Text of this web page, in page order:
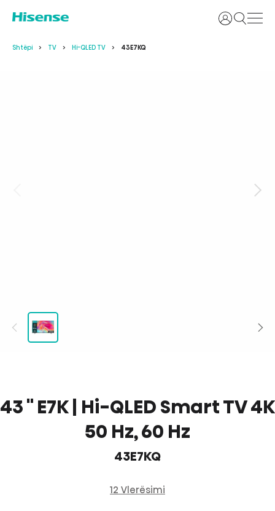
Identifikohu
Shtëpi TV Hi-QLED TV 43E7KQ
43 '' E7K | Hi-QLED Smart TV 4K
50 Hz, 60 Hz
43E7KQ
12 Vlerësimi